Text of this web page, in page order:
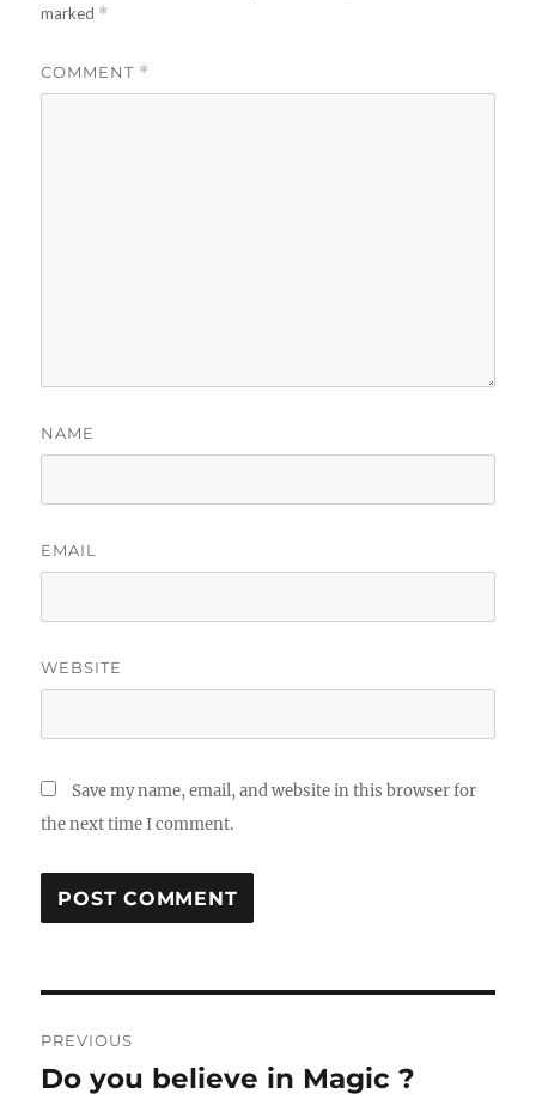
marked *
COMMENT *
NAME
EMAIL
WEBSITE
Save my name, email, and website in this browser for
the next time I comment.
navigation
PREVIOUS
Previous
Do you believe in Magic ?